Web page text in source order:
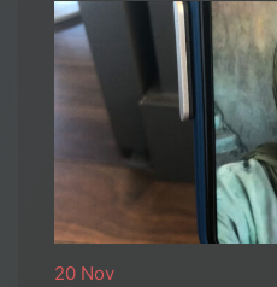
20 Nov